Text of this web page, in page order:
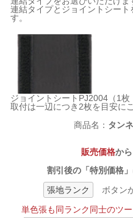
連結タイプとジョイントシー
す。
ジョイントシートPJ2004（1枚
取付は一辺につき2枚を目安に
商品名： タン
販売価格から
割引後の「特別価格
張地ランク
ボタン
単色張も同ランク同士のツ